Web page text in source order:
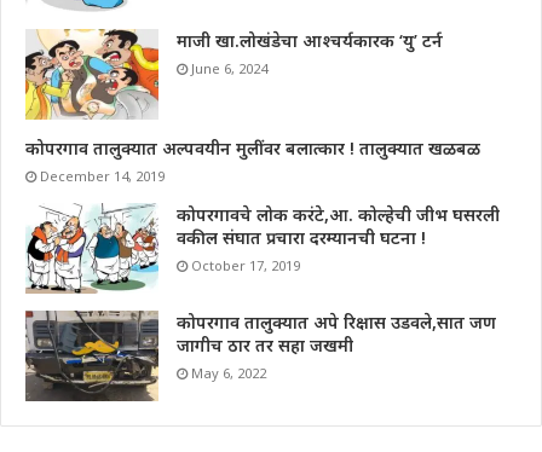
माजी खा.लोखंडेचा आश्चर्यकारक ‘यु’ टर्न
June 6, 2024
कोपरगाव तालुक्यात अल्पवयीन मुलींवर बलात्कार ! तालुक्यात खळबळ
December 14, 2019
कोपरगावचे लोक करंटे,आ. कोल्हेची जीभ घसरली
वकील संघात प्रचारा दरम्यानची घटना !
October 17, 2019
कोपरगाव तालुक्यात अपे रिक्षास उडवले,सात जण
जागीच ठार तर सहा जखमी
May 6, 2022